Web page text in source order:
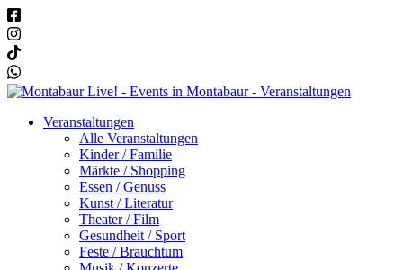
Veranstaltungen
Alle Veranstaltungen
Kinder / Familie
Märkte / Shopping
Essen / Genuss
Kunst / Literatur
Theater / Film
Gesundheit / Sport
Feste / Brauchtum